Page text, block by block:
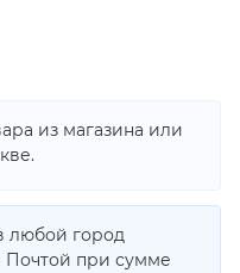
из магазина или
любой город
при сумме